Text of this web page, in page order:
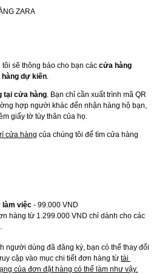
ZARA
sẽ thông báo cho bạn các cửa hàng
hàng dự kiến.
tại cửa hàng. Bạn chỉ cần xuất trình mã QR
hợp người khác đến nhận hàng hộ bạn,
giấy tờ tùy thân của họ.
cửa hàng của chúng tôi để tìm cửa hàng
làm việc - 99.000 VND
hàng từ 1.299.000 VND chỉ dành cho các
người dùng đã đăng ký, bạn có thể thay đổi
cập vào mục chi tiết đơn hàng từ tài
của đơn đặt hàng có thể làm như vậy.